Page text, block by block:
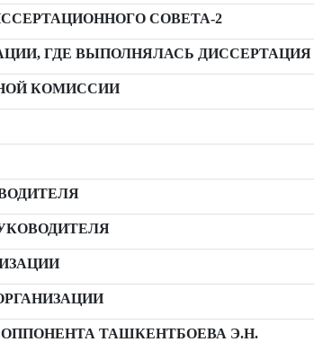
СОВЕТА-2
ГДЕ ВЫПОЛНЯЛАСЬ ДИССЕРТАЦИЯ
КОМИССИИ
ТАШКЕНТБОЕВА Э.Н.